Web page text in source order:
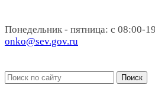
Понедельник - пятница: с 08:00-
onko@sev.gov.ru
Поиск